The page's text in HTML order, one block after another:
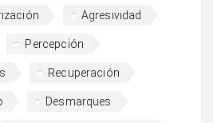
Agresividad
Percepción
Recuperación
Desmarques